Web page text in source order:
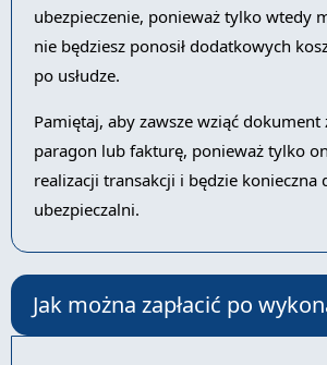
ubezpieczenie, ponieważ tylko wtedy
nie będziesz ponosił dodatkowych
po usłudze.
Pamiętaj, aby zawsze wziąć dokument
paragon lub fakturę, ponieważ tylko
realizacji transakcji i będzie konieczna
ubezpieczalni.
Jak można zapłacić po